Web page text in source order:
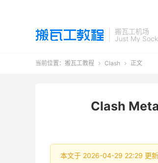
搬瓦工机场
Just My
当前位置： 搬瓦工教程  Clash  正文
Clash Meta
本文于 2026-04-29 22:29 更